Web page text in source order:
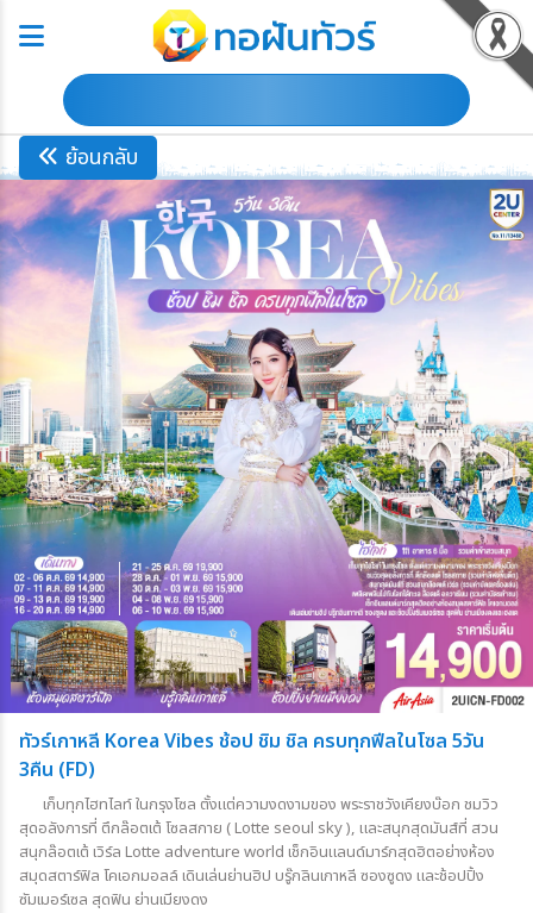
ย้อนกลับ
ทัวร์เกาหลี Korea Vibes ช้อป ชิม ชิล ครบทุกฟีลในโซล 5วัน
3คืน (FD)
เก็บทุกไฮทไลท์ ในกรุงโซล ตั้งแต่ความงดงามของ พระราชวังเคียงบ๊อก ชมวิว
สุดอลังการที่ ตึกล๊อตเต้ โซลสกาย ( Lotte seoul sky ), และสนุกสุดมันส์ที่ สวน
สนุกล๊อตเต้ เวิร์ล Lotte adventure world เช็กอินแลนด์มาร์กสุดฮิตอย่างห้อง
สมุดสตาร์ฟิล โคเอกมอลล์ เดินเล่นย่านฮิป บรู๊กลินเกาหลี ซองซูดง และช้อปปิ้ง
ซัมเมอร์เซล สุดฟิน ย่านเมียงดง